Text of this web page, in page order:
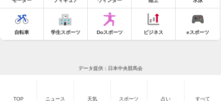
自転車 学生スポーツ Doスポーツ ビジネス eスポーツ
データ提供：日本中央競馬会
TOP ニュース 天気 スポーツ 占い すべて